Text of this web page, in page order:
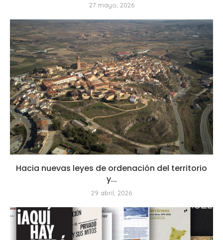
27 mayo, 2026
Hacia nuevas leyes de ordenación del territorio
y...
29 abril, 2026